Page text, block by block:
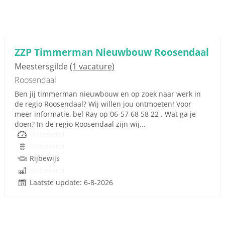
ZZP Timmerman Nieuwbouw Roosendaal
Meestersgilde(1 vacature)
Roosendaal
Ben jij timmerman nieuwbouw en op zoek naar werk in
de regio Roosendaal? Wij willen jou ontmoeten! Voor
meer informatie, bel Ray op 06-57 68 58 22 . Wat ga je
doen? In de regio Roosendaal zijn wij...
Rijbewijs
Laatste update: 6-8-2026